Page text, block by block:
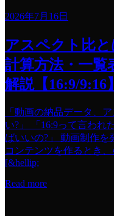
2026年7月16日
アスペクト比と
計算方法・一覧
解説【16:9/9:16】
「動画の納品データ、
い?」 「16:9って言われ
ばいいの?」 動画制作
コンテンツを作るとき
[&hellip;
Read more